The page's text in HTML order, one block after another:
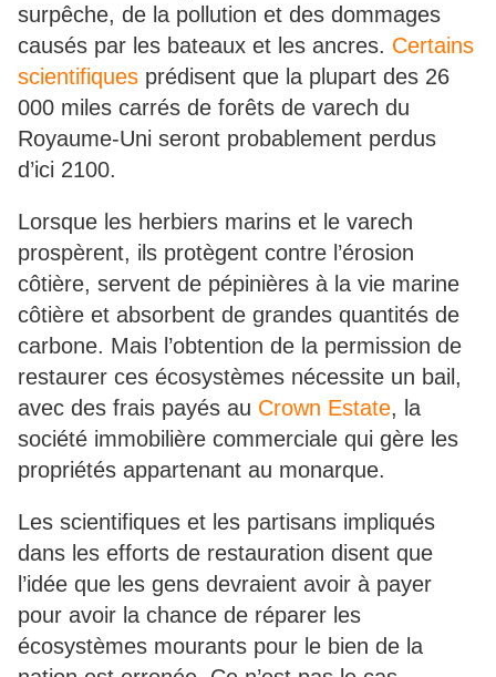
surpêche, de la pollution et des dommages
causés par les bateaux et les ancres. Certains
scientifiques prédisent que la plupart des 26
000 miles carrés de forêts de varech du
Royaume-Uni seront probablement perdus
d’ici 2100.
Lorsque les herbiers marins et le varech
prospèrent, ils protègent contre l’érosion
côtière, servent de pépinières à la vie marine
côtière et absorbent de grandes quantités de
carbone. Mais l’obtention de la permission de
restaurer ces écosystèmes nécessite un bail,
avec des frais payés au Crown Estate, la
société immobilière commerciale qui gère les
propriétés appartenant au monarque.
Les scientifiques et les partisans impliqués
dans les efforts de restauration disent que
l’idée que les gens devraient avoir à payer
pour avoir la chance de réparer les
écosystèmes mourants pour le bien de la